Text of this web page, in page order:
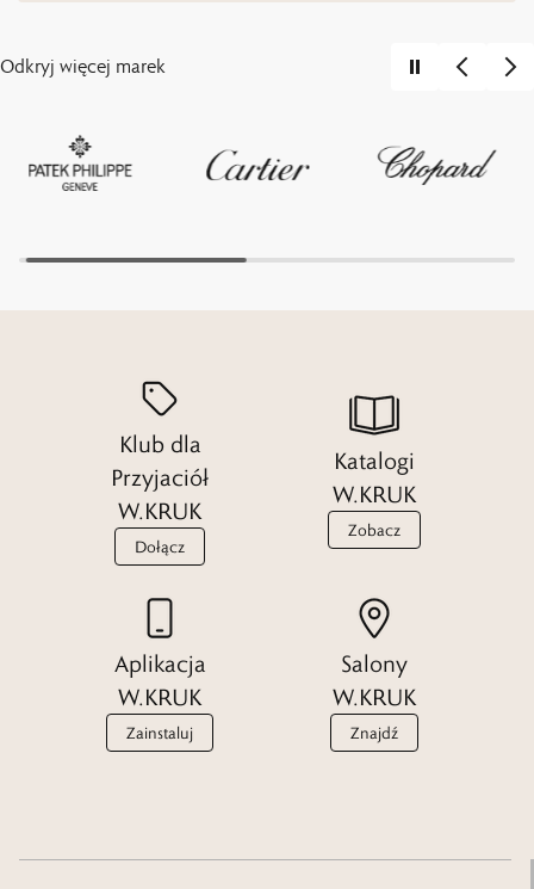
Odkryj więcej marek
Klub dla
Przyjaciół
W.KRUK
Dołącz
Katalogi
W.KRUK
Zobacz
Aplikacja
W.KRUK
Zainstaluj
Salony
W.KRUK
Znajdź